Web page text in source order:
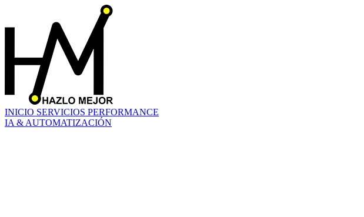
INICIO SERVICIOS PERFORMANCE
IA & AUTOMATIZACIÓN